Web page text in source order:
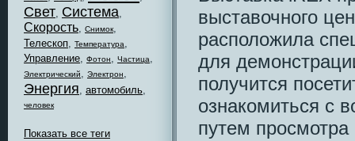
Свет, Система,
Скорость, Снимок,
Телескоп, Температура,
Управление, Фотон, Частица,
Электрический, Электрон,
Энергия, автомобиль,
человек
Показать все теги
выставочного
расположила
для
получится
ознакомиться с
путем просмотра